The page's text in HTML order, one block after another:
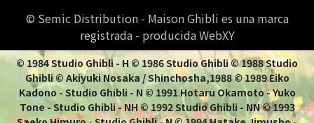
© Semic Distribution - Maison Ghibli es una marca
registrada - producida WebXY
© 1984 Studio Ghibli - H © 1986 Studio Ghibli © 1988 Studio
Ghibli © Akiyuki Nosaka / Shinchosha,1988 © 1989 Eiko
Kadono - Studio Ghibli - N © 1991 Hotaru Okamoto - Yuko
Tone - Studio Ghibli - NH © 1992 Studio Ghibli - NN © 1993